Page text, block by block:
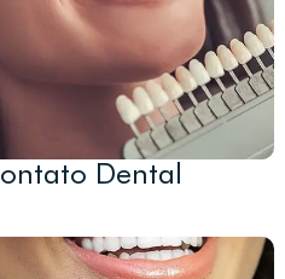
Dental